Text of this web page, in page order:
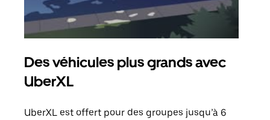
Des véhicules plus grands avec
UberXL
UberXL est offert pour des groupes jusqu’à 6